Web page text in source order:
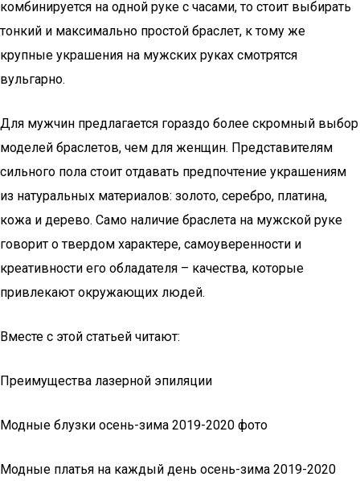
комбинируется на одной руке с часами, то стоит выбирать
тонкий и максимально простой браслет, к тому же
крупные украшения на мужских руках смотрятся
вульгарно.
Для мужчин предлагается гораздо более скромный выбор
моделей браслетов, чем для женщин. Представителям
сильного пола стоит отдавать предпочтение украшениям
из натуральных материалов: золото, серебро, платина,
кожа и дерево. Само наличие браслета на мужской руке
говорит о твердом характере, самоуверенности и
креативности его обладателя – качества, которые
привлекают окружающих людей.
Вместе с этой статьей читают:
Преимущества лазерной эпиляции
Модные блузки осень-зима 2019-2020 фото
Модные платья на каждый день осень-зима 2019-2020